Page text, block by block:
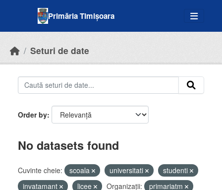
Primăria Timișoara
Seturi de date
Order by
No datasets found
Cuvinte cheie: scoala universitati
studenti
invatamant
licee Organizații:
primariatm